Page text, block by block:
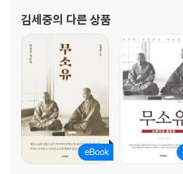
자기를 수양하며 공경스러운 태도를 지니다
하늘에 죄를 지으면 어디에도 빌 곳이 없다
행동거지를 올바르게 하면 공경받게 된다
3. 아침에 도를 들으면 저녁에 죽어도 여한
아침에 도를 들으면 저녁에 죽어도 여한이
이것을 할 수 있다면 무엇인들 하지 못하겠
세 번 생각한 뒤에 행동한다
서와 논술》 《교양의 즐거움》 《인생을 살
김세중의 다른 상품